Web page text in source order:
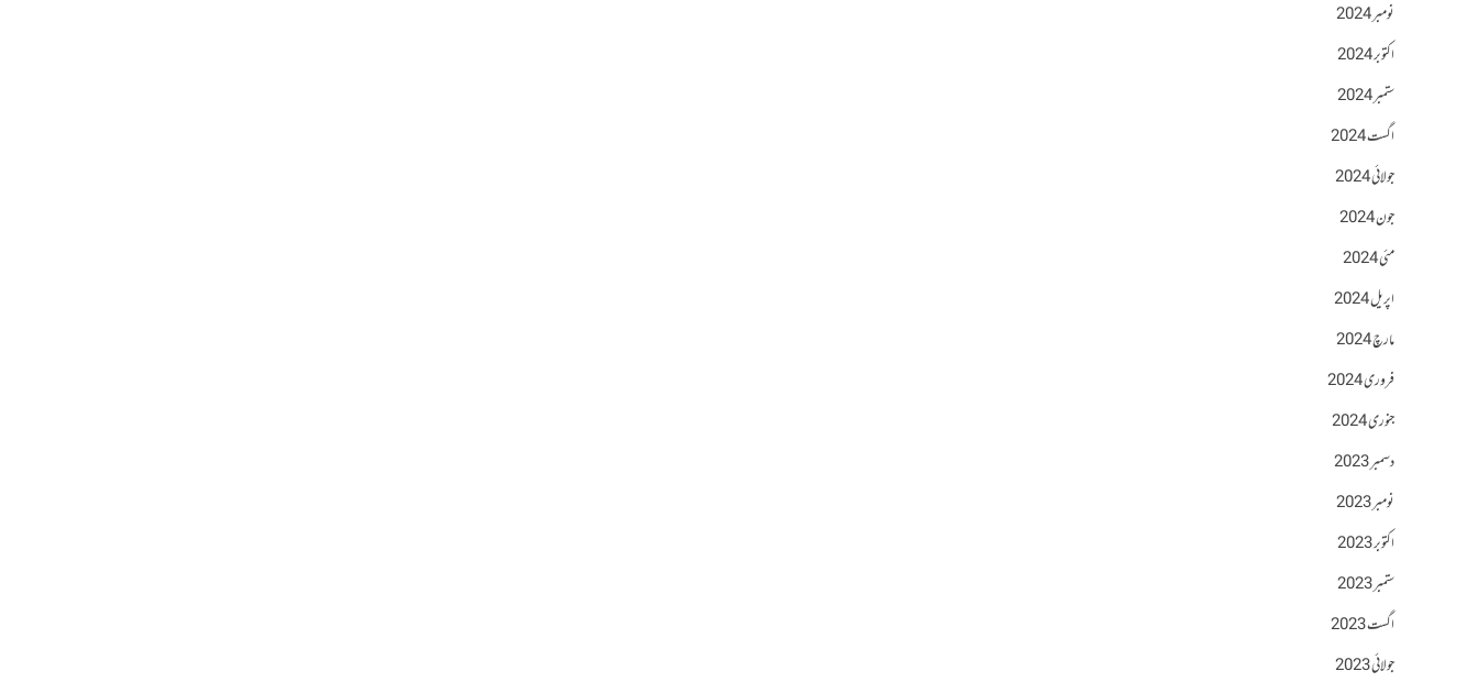
نومبر 2024
اکتوبر 2024
ستمبر 2024
اگست 2024
جولائی 2024
جون 2024
مئی 2024
اپریل 2024
مارچ 2024
فروری 2024
جنوری 2024
دسمبر 2023
نومبر 2023
اکتوبر 2023
ستمبر 2023
اگست 2023
جولائی 2023